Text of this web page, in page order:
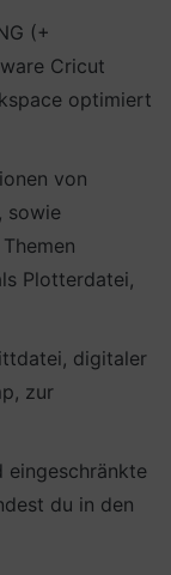
(+
Cricut
optimiert
von
sowie
Plotterdatei,
digitaler
zur
eingeschränkte
du in den